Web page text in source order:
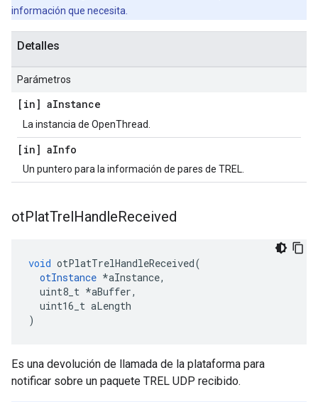
información que necesita.
Detalles
Parámetros
[in] aInstance
La instancia de OpenThread.
[in] aInfo
Un puntero para la información de pares de TREL.
otPlatTrelHandleReceived
void otPlatTrelHandleReceived(
otInstance *aInstance,
uint8_t *aBuffer,
uint16_t aLength
)
Es una devolución de llamada de la plataforma para
notificar sobre un paquete TREL UDP recibido.